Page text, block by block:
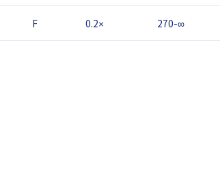
F 0.2× 270-∞